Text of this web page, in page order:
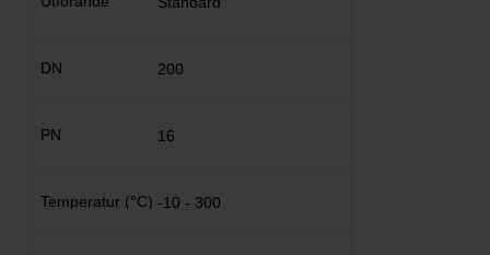
200
16
-10 - 300